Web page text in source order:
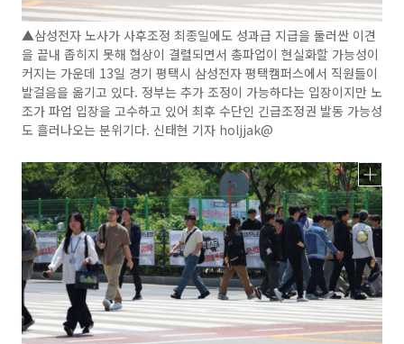
▲삼성전자 노사가 사후조정 최종일에도 성과급 지급을 둘러싼 이견
을 끝내 좁히지 못해 협상이 결렬되면서 총파업이 현실화할 가능성이
커지는 가운데 13일 경기 평택시 삼성전자 평택캠퍼스에서 직원들이
발걸음을 옮기고 있다. 정부는 추가 조정이 가능하다는 입장이지만 노
조가 파업 입장을 고수하고 있어 최후 수단인 긴급조정권 발동 가능성
도 흘러나오는 분위기다. 신태현 기자 holjjak@